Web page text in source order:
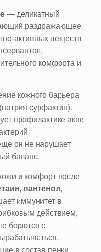
— деликатный
раздражающее
активных веществ
комфорта и
кожного барьера
(натрия сурфактин).
профилактике акне
он не нарушает
баланс.
и комфорт после
пантенол,
иммунитет в
действием,
борются с
в состав пенки